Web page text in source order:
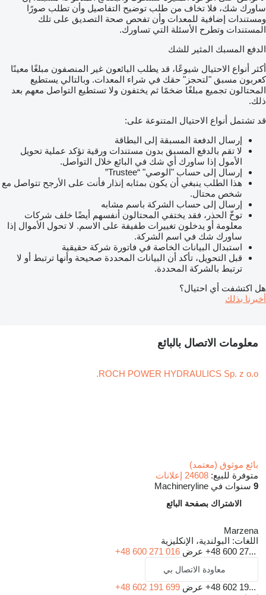
ساورك شك، فلا تخاف من طلب توضيح التفاصيل وأن تطلب صورًا
ومستندات إضافية للمعدات وأن تفحص صحة التصديق على تلك
المستندات وتطرح الأسئلة التي تساورك.
الدفع المسبك المثير للشك
أكثر أنواع الاحتيال شيوعًا، قد يطلب البائعون غير المنصفون مبلغًا معينًا
كعربون مسبق "لتحجز" حقك في شراء المعدات. وبالتالي يستطيع
المحتالون تجميع مبلغًا ضخمًا ثم يختفون ولا تستطيع التواصل معهم بعد
ذلك.
قد تشتمل أنواع الاحتيال المتنوعة على:
إرسال الدفعة المسبقة إلى البطاقة
لا تقم بالدفع المسبق بدون مستندات ورقية تؤكد عملية تحويل
الأمول إذا ساورك أي شك في البائع خلال التواصل.
إرسال إلى حساب "الوصي" “Trustee”
هذا الطلب ينبغي أن يكون بمثابه إنذار فأنت على الأرجح تتواصل مع
شخص محتال.
إرسال إلى حساب الشركة باسم مشابه
توخّ الحذر، فقد يختفي المحتالون أنفسهم أيضًا خلف شركات
معلومة أو يدخلون تغييرات طفيفة على الاسم. لا تحول الأموال إذا
ساورك شك في اسم الشركة.
استبدال البيانات الخاصة في فاتورة شركة حقيقية
قبل التحويل، تأكد أن البيانات المحددة صحيحة وأنها ترتبط أو لا
ترتبط بالشركة المحددة.
هل اكتشفت أي احتيال؟
أخبرنا بذلك
معلومات الاتصال بالبائع
ROCH POWER HYDRAULICS Sp. z o.o.
بائع موثوق (معتمد)
متوفرة للبيع: 24608 إعلانات
9 سنوات في Machineryline
الاشتراك بصفحة البائع
Marzena
اللغات: البولندية، الإنكليزية
+48 600 27... عرض +48 600 271 016
معاودة الاتصال بي
+48 602 19... عرض +48 602 191 699